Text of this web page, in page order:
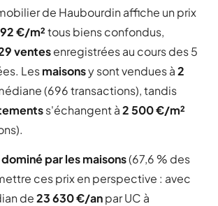
de Haubourdin affiche un prix
€/m²tous biens confondus,
ventesenregistrées au cours des 5
Lesmaisonsy sont vendues à2
(696 transactions), tandis
s'échangent à2 500 €/m²
dominé par les maisons(67,6 % des
ces prix en perspective : avec
de23 630 €/anpar UC à